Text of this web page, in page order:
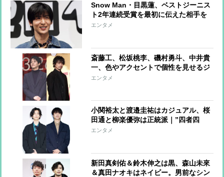
Snow Man・目黒蓮、ベストジーニス
ト2年連続受賞を最初に伝えた相手を
告白「喜んでくれていました」
エンタメ
斎藤工、松坂桃李、磯村勇斗、中井貴
一、色やアクセントで個性を見せるジ
ャケットコーデ
エンタメ
小関裕太と渡邉圭祐はカジュアル、桜
田通と柳楽優弥は正統派｜”四者四
様”のジャケットスタイル
エンタメ
新田真剣佑＆鈴木伸之は黒、森山未來
＆真田ナオキはネイビー。男前なシン